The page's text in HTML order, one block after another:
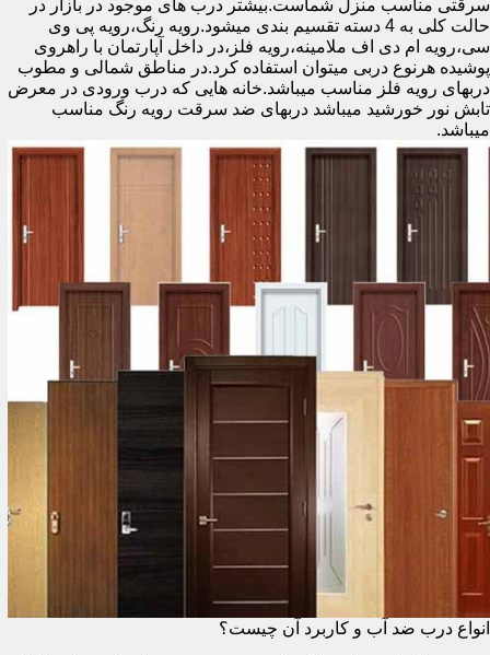
سرقتی مناسب منزل شماست.بیشتر درب های موجود در بازار در
حالت کلی به 4 دسته تقسیم بندی میشود.رویه رنگ،رویه پی وی
سی،رویه ام دی اف ملامینه،رویه فلز،در داخل آپارتمان با راهروی
پوشیده هرنوع دربی میتوان استفاده کرد.در مناطق شمالی و مطوب
دربهای رویه فلز مناسب میباشد.خانه هایی که درب ورودی در معرض
تابش نور خورشید میباشد دربهای ضد سرقت رویه رنگ مناسب
میباشد.
انواع درب ضد آب و کاربرد آن چیست؟